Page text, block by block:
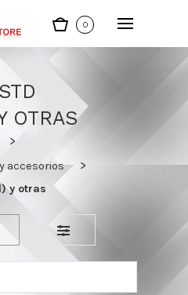
0
OTRAS
accesorios
y otras